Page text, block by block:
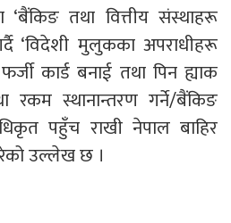
‘बैंकिङ तथा वित्तीय संस्थाहरू
‘विदेशी मुलुकका अपराधीहरू
कार्ड बनाई तथा पिन ह्याक
रकम स्थानान्तरण गर्ने/बैंकिङ
पहुँच राखी नेपाल बाहिर
उल्लेख छ ।